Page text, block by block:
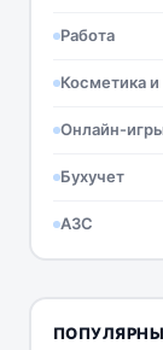
Работа
Косметика
Онлайн-
Бухучет
АЗС